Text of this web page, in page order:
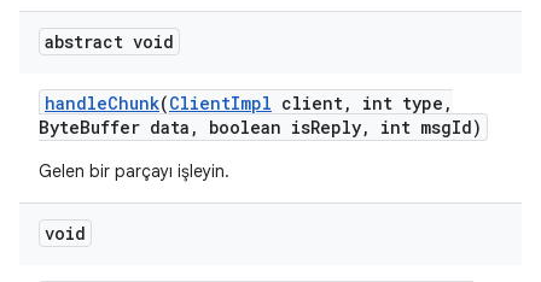
abstract void
handleChunk(ClientImpl client, int type ,
ByteBuffer data , boolean isReply, int msgId)
Gelen bir parçayı işleyin.
void